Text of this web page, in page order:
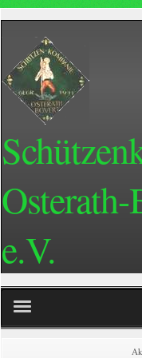
e.V.